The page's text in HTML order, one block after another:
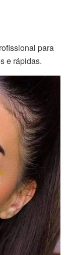
para
e rápidas.